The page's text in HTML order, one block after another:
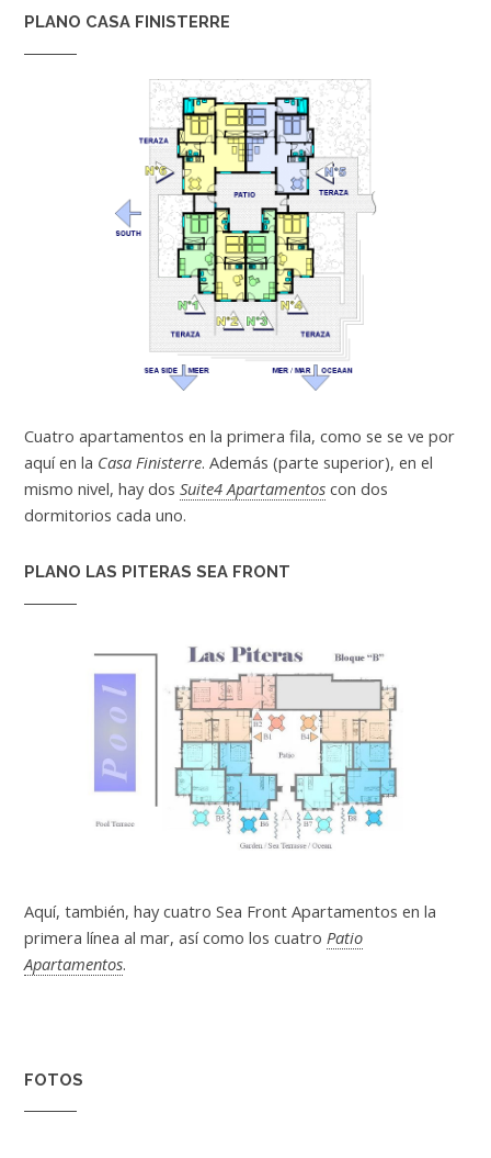
PLANO CASA FINISTERRE
Cuatro apartamentos en la primera fila, como se se ve por
aquí en la Casa Finisterre. Además (parte superior), en el
mismo nivel, hay dos Suite4 Apartamentos con dos
dormitorios cada uno.
PLANO LAS PITERAS SEA FRONT
Aquí, también, hay cuatro Sea Front Apartamentos en la
primera línea al mar, así como los cuatro Patio
Apartamentos.
FOTOS